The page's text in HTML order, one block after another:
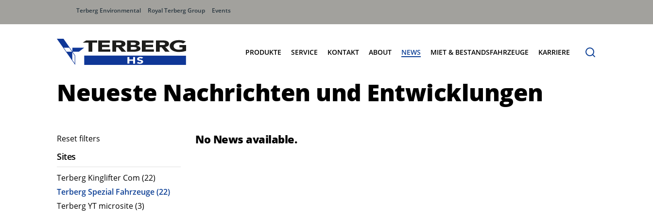
Terberg Environmental Royal Terberg Group Events
PRODUKTE
Seitenlader
Frontlader
SERVICE KONTAKT
Terberg HS Hauptsitz
Terberg HS Serviceniederlassungen
ABOUT NEWS MIET & BESTANDSFAHRZEUGE
Verfügbare Fahrzeuge
Try & Buy
KARRIERE
Neueste Nachrichten und Entwicklungen
Reset filters
Sites
Terberg Kinglifter Com (22)
Terberg Spezial Fahrzeuge (22)
Terberg YT microsite (3)
No News available.